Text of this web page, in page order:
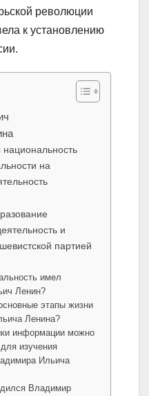
революции
к установлению
на
и
партией
имел
Ленин?
этапы жизни
Ленина?
информации можно
изучения
Ильича
Владимир